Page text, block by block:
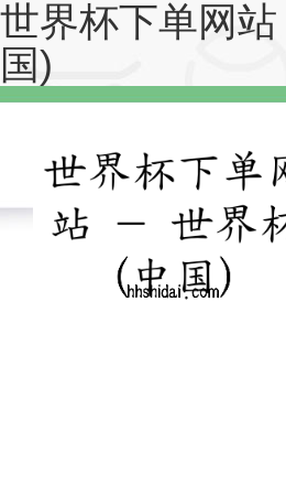
世界杯下单网
国)